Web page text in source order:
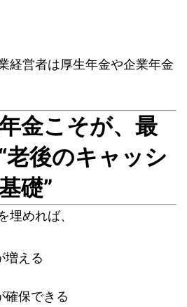
経営者は厚生年金や企業年金
金こそが、最
老後のキャッシ
礎”
埋めれば、
増える
確保できる